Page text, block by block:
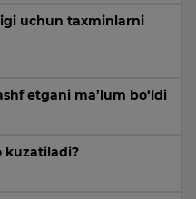
uchun taxminlarni
etgani ma’lum bo‘ldi
kuzatiladi?